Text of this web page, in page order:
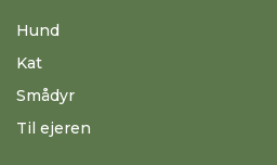
Hund
Kat
Smådyr
Til ejeren